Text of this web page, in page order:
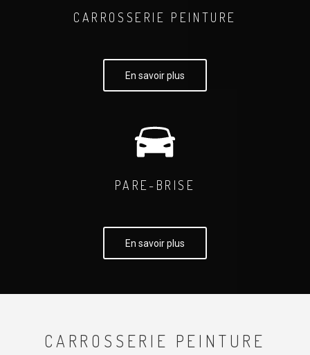
CARROSSERIE PEINTURE
En savoir plus
PARE-BRISE
En savoir plus
CARROSSERIE PEINTURE